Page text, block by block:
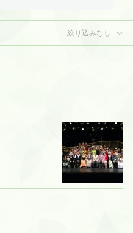
絞り込みなし